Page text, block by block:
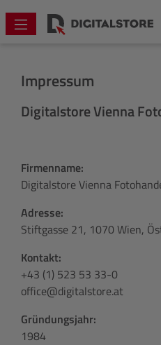
springen
Impressum
Digitalstore Vienna
Firmenname:
Digitalstore Vienna
Adresse:
Stiftgasse 21, 1070 Wien,
Kontakt:
+43 (1) 523 53 33-0
office@digitalstore.at
Gründungsjahr:
1984